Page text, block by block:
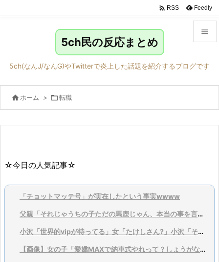

メニュ
サイド

 RSS Feedly
5ch民の反応まとめ
5ch(なんJ/なんG)やTwitterで炎上した話題を紹介するブログです
 ホーム > 転職
☆今日の人気記事☆
「チョットマッテ号」が実在したという事実wwww
父親「それじゃうちの子ただの馬鹿じゃん、本当の事を言ってくれ」
小沢「世界的vipが待ってる」女「たけしさん?」小沢「それは言い過ぎ、そこまでではない」
【画像】女の子「愛嬌MAXで納車式やれって？しょうがないなあ…」